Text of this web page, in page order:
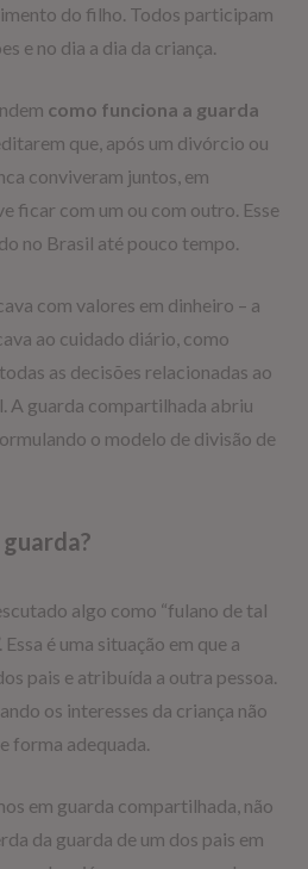
do filho. Todos participam
e no dia a dia da criança.
como funciona a guarda
que, após um divórcio ou
conviveram juntos, em
ficar com um ou com outro. Esse
no Brasil até pouco tempo.
com valores em dinheiro – a
ao cuidado diário, como
as decisões relacionadas ao
A guarda compartilhada abriu
o modelo de divisão de
algo como “fulano de tal
é uma situação em que a
pais e atribuída a outra pessoa.
os interesses da criança não
forma adequada.
em guarda compartilhada, não
da guarda de um dos pais em